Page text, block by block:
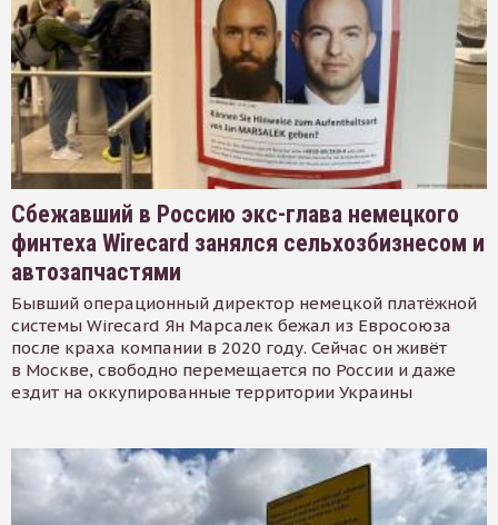
Сбежавший в Россию экс-глава немецкого
финтеха Wirecard занялся сельхозбизнесом и
автозапчастями
Бывший операционный директор немецкой платёжной
системы Wirecard Ян Марсалек бежал из Евросоюза
после краха компании в 2020 году. Сейчас он живёт
в Москве, свободно перемещается по России и даже
ездит на оккупированные территории Украины